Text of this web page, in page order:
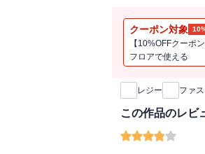
カリスマ、「自己
ジネスパーソン
【おもな内容】
第一章 ファスト
「ファスト教養」
「脅し」としての
クーポン対象
【10%OFFクーポ
フロアで使える
新刊通知
レジー ファ
この作品のレビ